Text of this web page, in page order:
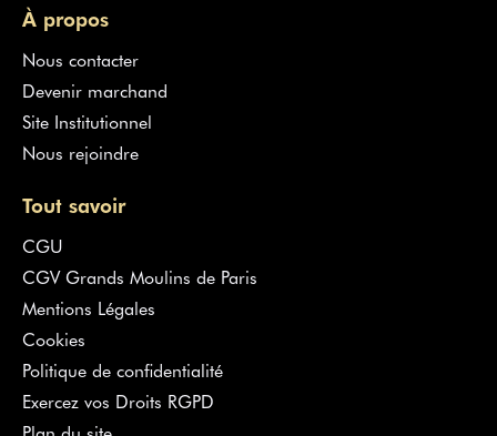
À propos
Nous contacter
Devenir marchand
Site Institutionnel
Nous rejoindre
Tout savoir
CGU
CGV Grands Moulins de Paris
Mentions Légales
Cookies
Politique de confidentialité
Exercez vos Droits RGPD